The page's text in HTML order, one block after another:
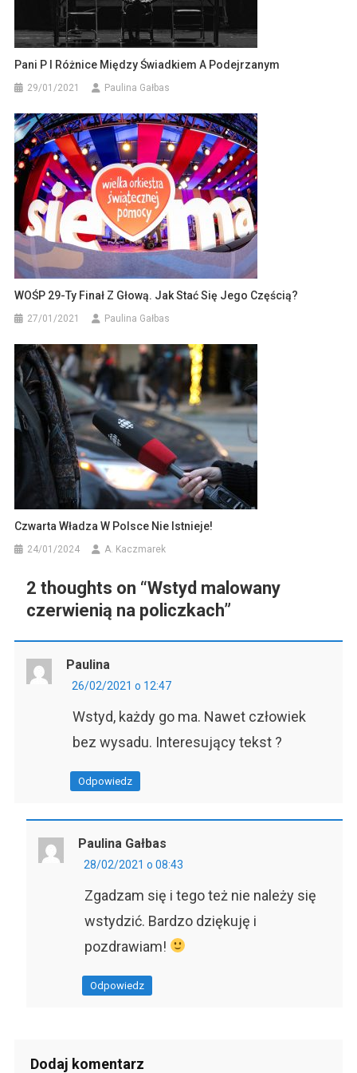
Pani P I Różnice Między Świadkiem A Podejrzanym
29/01/2021 Paulina Gałbas
WOŚP 29-Ty Finał Z Głową. Jak Stać Się Jego Częścią?
27/01/2021 Paulina Gałbas
Czwarta Władza W Polsce Nie Istnieje!
24/01/2024 A. Kaczmarek
2 thoughts on “Wstyd malowany
czerwienią na policzkach”
Paulina
26/02/2021 o 12:47
Wstyd, każdy go ma. Nawet człowiek
bez wysadu. Interesujący tekst ?
Odpowiedz
Paulina Gałbas
28/02/2021 o 08:43
Zgadzam się i tego też nie należy się
wstydzić. Bardzo dziękuję i
pozdrawiam!
Odpowiedz
Dodaj komentarz